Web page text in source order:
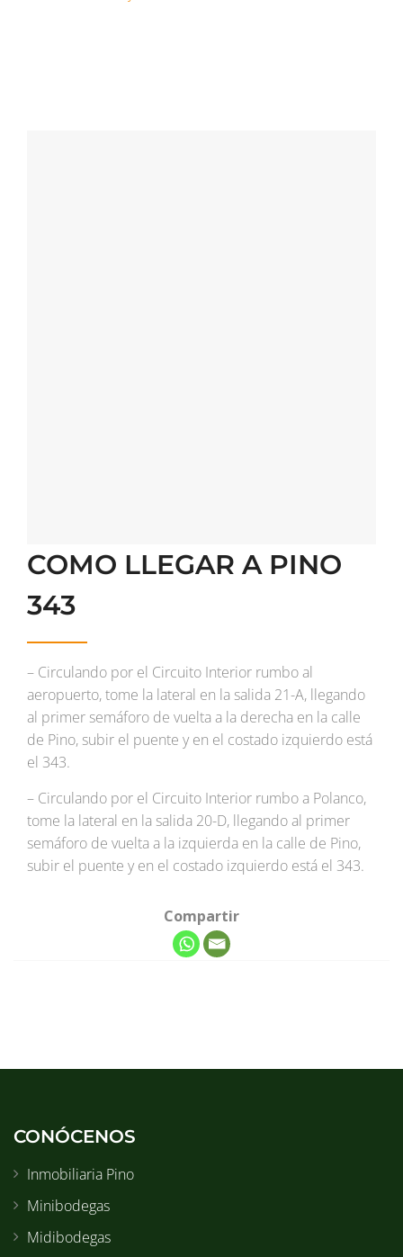
COMO LLEGAR A PINO
343
– Circulando por el Circuito Interior rumbo al
aeropuerto, tome la lateral en la salida 21-A, llegando
al primer semáforo de vuelta a la derecha en la calle
de Pino, subir el puente y en el costado izquierdo está
el 343.
– Circulando por el Circuito Interior rumbo a Polanco,
tome la lateral en la salida 20-D, llegando al primer
semáforo de vuelta a la izquierda en la calle de Pino,
subir el puente y en el costado izquierdo está el 343.
Compartir
CONÓCENOS
Inmobiliaria Pino
Minibodegas
Midibodegas